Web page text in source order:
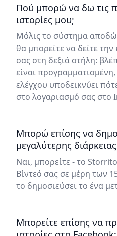
Πού μπορώ να δω τις
ιστορίες μου;
Μόλις το σύστημα
θα μπορείτε να δείτε
σας στη δεξιά στήλη:
είναι
ελέγχου υποδεικνύει
στο λογαριασμό σας στο
Μπορώ επίσης να
μεγαλύτερης
Ναι, μπορείτε - το
Βίντεό σας σε μέρη των
το δημοσιεύσει το ένα
Μπορείτε επίσης να